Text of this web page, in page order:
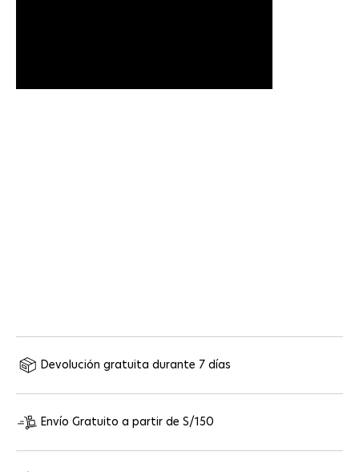
Devolución gratuita durante 7 días
Envío Gratuito a partir de S/150